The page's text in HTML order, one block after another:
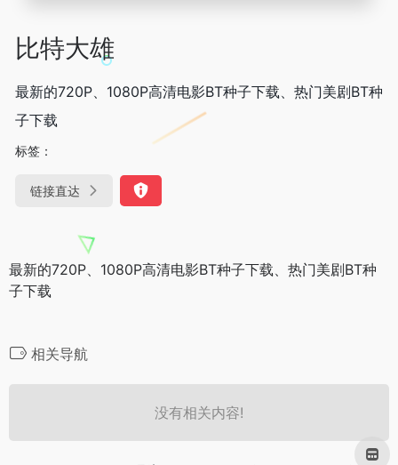
比特大雄
最新的720P、1080P高清电影BT种子下载、热门美剧BT种
子下载
标签：
链接直达
最新的720P、1080P高清电影BT种子下载、热门美剧BT种
子下载
相关导航
没有相关内容!